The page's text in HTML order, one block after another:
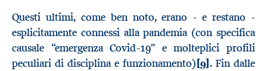
Questi ultimi, come ben noto, erano - e restano -
esplicitamente connessi alla pandemia (con specifica
causale “emergenza Covid-19” e molteplici profili
peculiari di disciplina e funzionamento) [9]. Fin dalle